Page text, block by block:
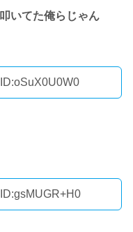
いてた俺らじゃん
ID:oSuX0U0W0
ID:gsMUGR+H0